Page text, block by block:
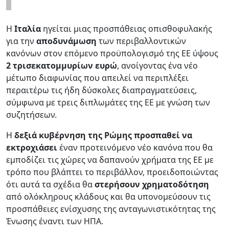
Η Ιταλία ηγείται μιας προσπάθειας οπισθοφυλακής
για την αποδυνάμωση των περιβαλλοντικών
κανόνων στον επόμενο προϋπολογισμό της ΕΕ ύψους
2 τρισεκατομμυρίων ευρώ, ανοίγοντας ένα νέο
μέτωπο διαφωνίας που απειλεί να περιπλέξει
περαιτέρω τις ήδη δύσκολες διαπραγματεύσεις,
σύμφωνα με τρεις διπλωμάτες της ΕΕ με γνώση των
συζητήσεων.
Η δεξιά κυβέρνηση της Ρώμηςπροσπαθεί να
εκτροχιάσειέναν προτεινόμενο νέο κανόνα που θα
εμποδίζει τις χώρες να δαπανούν χρήματα της ΕΕ με
τρόπο που βλάπτει το περιβάλλον, προειδοποιώντας
ότι αυτά τα σχέδια θαστερήσουν χρηματοδότηση
από ολόκληρους κλάδους και θα υπονομεύσουν τις
προσπάθειες ενίσχυσης της ανταγωνιστικότητας της
Ένωσης έναντι των ΗΠΑ.